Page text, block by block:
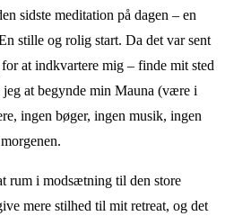
sidste meditation på dagen – en
stille og rolig start. Da det var sent
at indkvartere mig – finde mit sted
jeg at begynde min Mauna (være i
ingen bøger, ingen musik, ingen
rum i modsætning til den store
mere stilhed til mit retreat, og det